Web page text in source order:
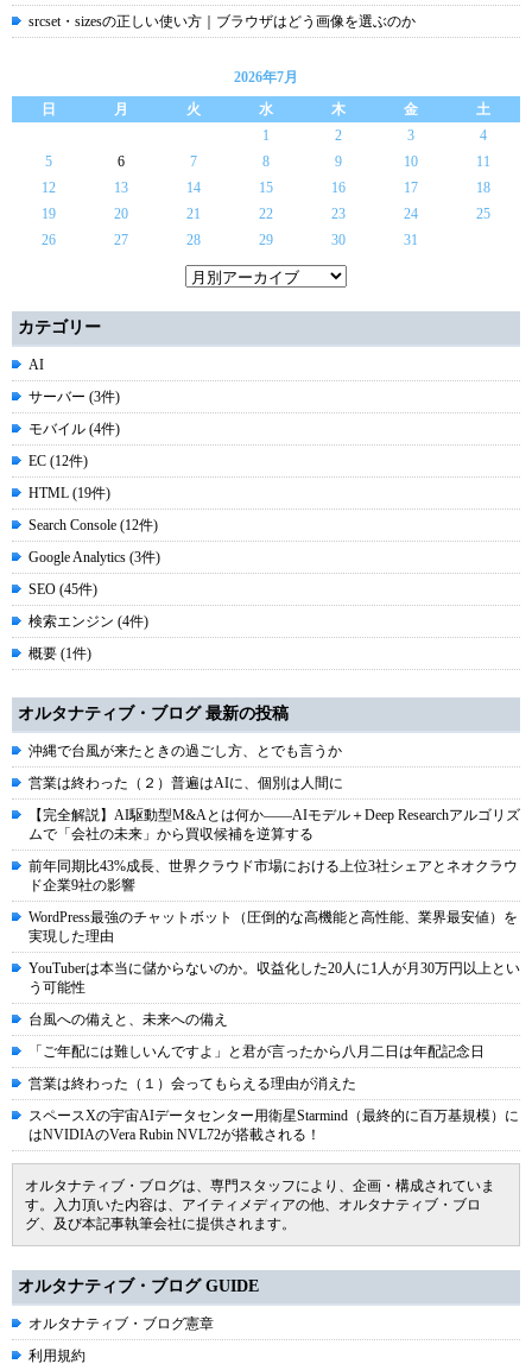
srcset・sizesの正しい使い方｜ブラウザはどう画像を選ぶのか
2026年7月
日
月 火 水 木 金
土
1
2 3
4
5
6 7 8 9 10
11
12
13 14 15 16 17
18
19
20 21 22 23 24
25
26
27 28 29 30 31
カテゴリー
AI
サーバー (3件)
モバイル (4件)
EC (12件)
HTML (19件)
Search Console (12件)
Google Analytics (3件)
SEO (45件)
検索エンジン (4件)
概要 (1件)
オルタナティブ・ブログ 最新の投稿
沖縄で台風が来たときの過ごし方、とでも言うか
営業は終わった（２）普遍はAIに、個別は人間に
【完全解説】AI駆動型M&Aとは何か――AIモデル＋Deep Researchアルゴリズ
ムで「会社の未来」から買収候補を逆算する
前年同期比43%成長、世界クラウド市場における上位3社シェアとネオクラウ
ド企業9社の影響
WordPress最強のチャットボット（圧倒的な高機能と高性能、業界最安値）を
実現した理由
YouTuberは本当に儲からないのか。収益化した20人に1人が月30万円以上とい
う可能性
台風への備えと、未来への備え
「ご年配には難しいんですよ」と君が言ったから八月二日は年配記念日
営業は終わった（１）会ってもらえる理由が消えた
スペースXの宇宙AIデータセンター用衛星Starmind（最終的に百万基規模）に
はNVIDIAのVera Rubin NVL72が搭載される！
オルタナティブ・ブログは、専門スタッフにより、企画・構成されていま
す。入力頂いた内容は、アイティメディアの他、オルタナティブ・ブロ
グ、及び本記事執筆会社に提供されます。
オルタナティブ・ブログ GUIDE
オルタナティブ・ブログ憲章
利用規約